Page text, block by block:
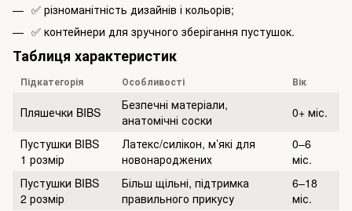
✅ різноманітність дизайнів і кольорів;
✅ контейнери для зручного зберігання пустушок.
Таблиця характеристик
Підкатегорія Особливості Вік
Пляшечки BIBS
Безпечні матеріали,
анатомічні соски
0+ міс.
Пустушки BIBS
1 розмір
Латекс/силікон, м’які для
новонароджених
0–6
міс.
Пустушки BIBS
2 розмір
Більш щільні, підтримка
правильного прикусу
6–18
міс.